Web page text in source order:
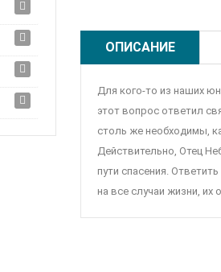
ОПИСАНИЕ
Для кого-то из наших
этот вопрос ответил
столь же необходимы,
Действительно, Отец
пути спасения.
на все случаи жизни,